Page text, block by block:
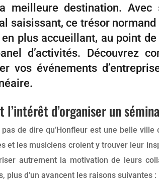
meilleure destination. Avec
saisissant, ce trésor normand
plus accueillant, au point de
d’activités. Découvrez
vos événements
l’intérêt d’organiser un
de dire qu’Honfleur est une belle
et les musiciens croient y trouver leur
autrement la motivation de leurs
plus d’un avancent les raisons suivantes :